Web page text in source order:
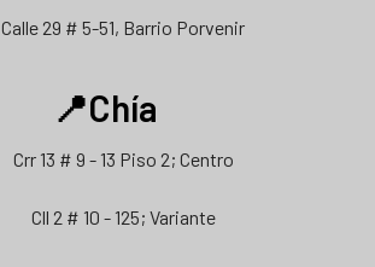
Calle 29 # 5-51, Barrio Porvenir
📍Chía
Crr 13 # 9 - 13 Piso 2; Centro
Cll 2 # 10 - 125; Variante